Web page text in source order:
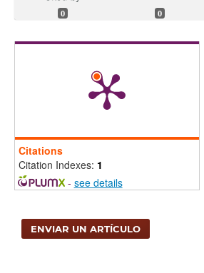
0 0
Citations
Citation Indexes: 1
- see details
ENVIAR UN ARTÍCULO